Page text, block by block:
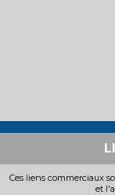
Ces liens commerciaux
et